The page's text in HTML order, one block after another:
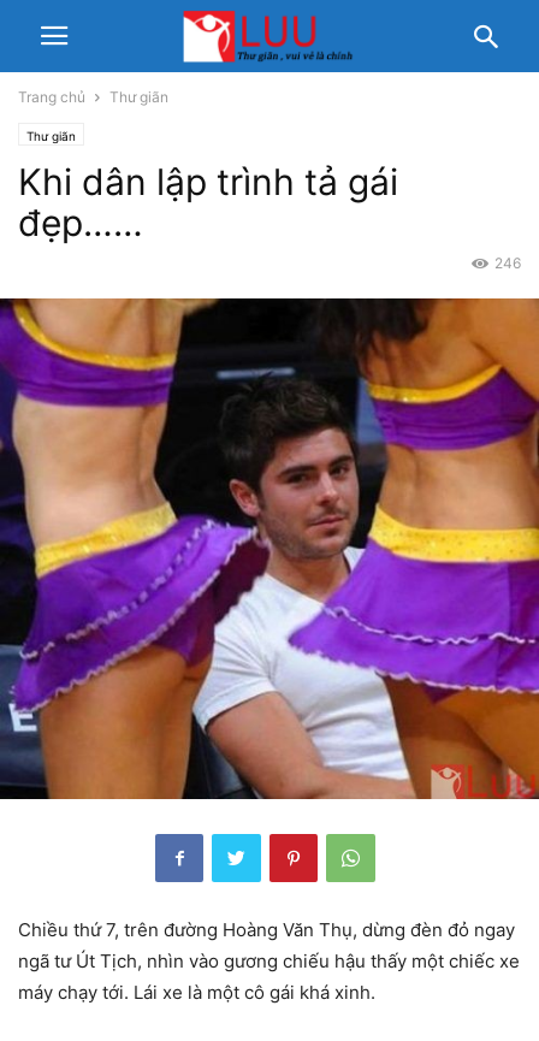
Trang chủ Thư giãn
Thư giãn
Khi dân lập trình tả gái
đẹp……
246
Chiều thứ 7, trên đường Hoàng Văn Thụ, dừng đèn đỏ ngay
ngã tư Út Tịch, nhìn vào gương chiếu hậu thấy một chiếc xe
máy chạy tới. Lái xe là một cô gái khá xinh.